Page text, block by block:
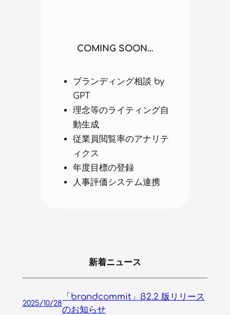
COMING SOON…
ブランディング相談 by
GPT
理念等のライティング自
動生成
従業員閲覧率のアナリテ
ィクス
年度目標の登録
人事評価システム連携
新着ニュース
2025/10/28
「brandcommit」β2.2 版リリース
のお知らせ